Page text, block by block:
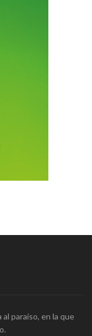
paraíso, en la que